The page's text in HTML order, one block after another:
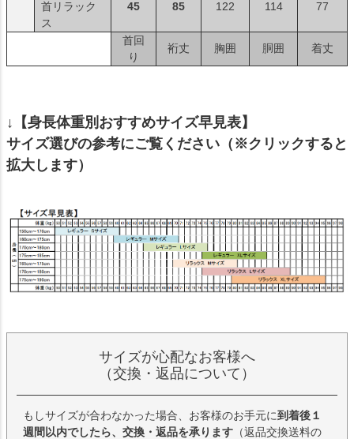
首リラック
ス
45 85 122 114 77
首回
り
裄丈 胸囲 胴囲 着丈
↓【身長体重別おすすめサイズ早見表】
サイズ選びの参考にご覧ください（※クリックすると
拡大します）
サイズが心配なお客様へ
（交換・返品について）
もしサイズが合わなかった場合、お客様のお手元に到着後１
週間以内でしたら、交換・返品を承ります （返品交換送料の